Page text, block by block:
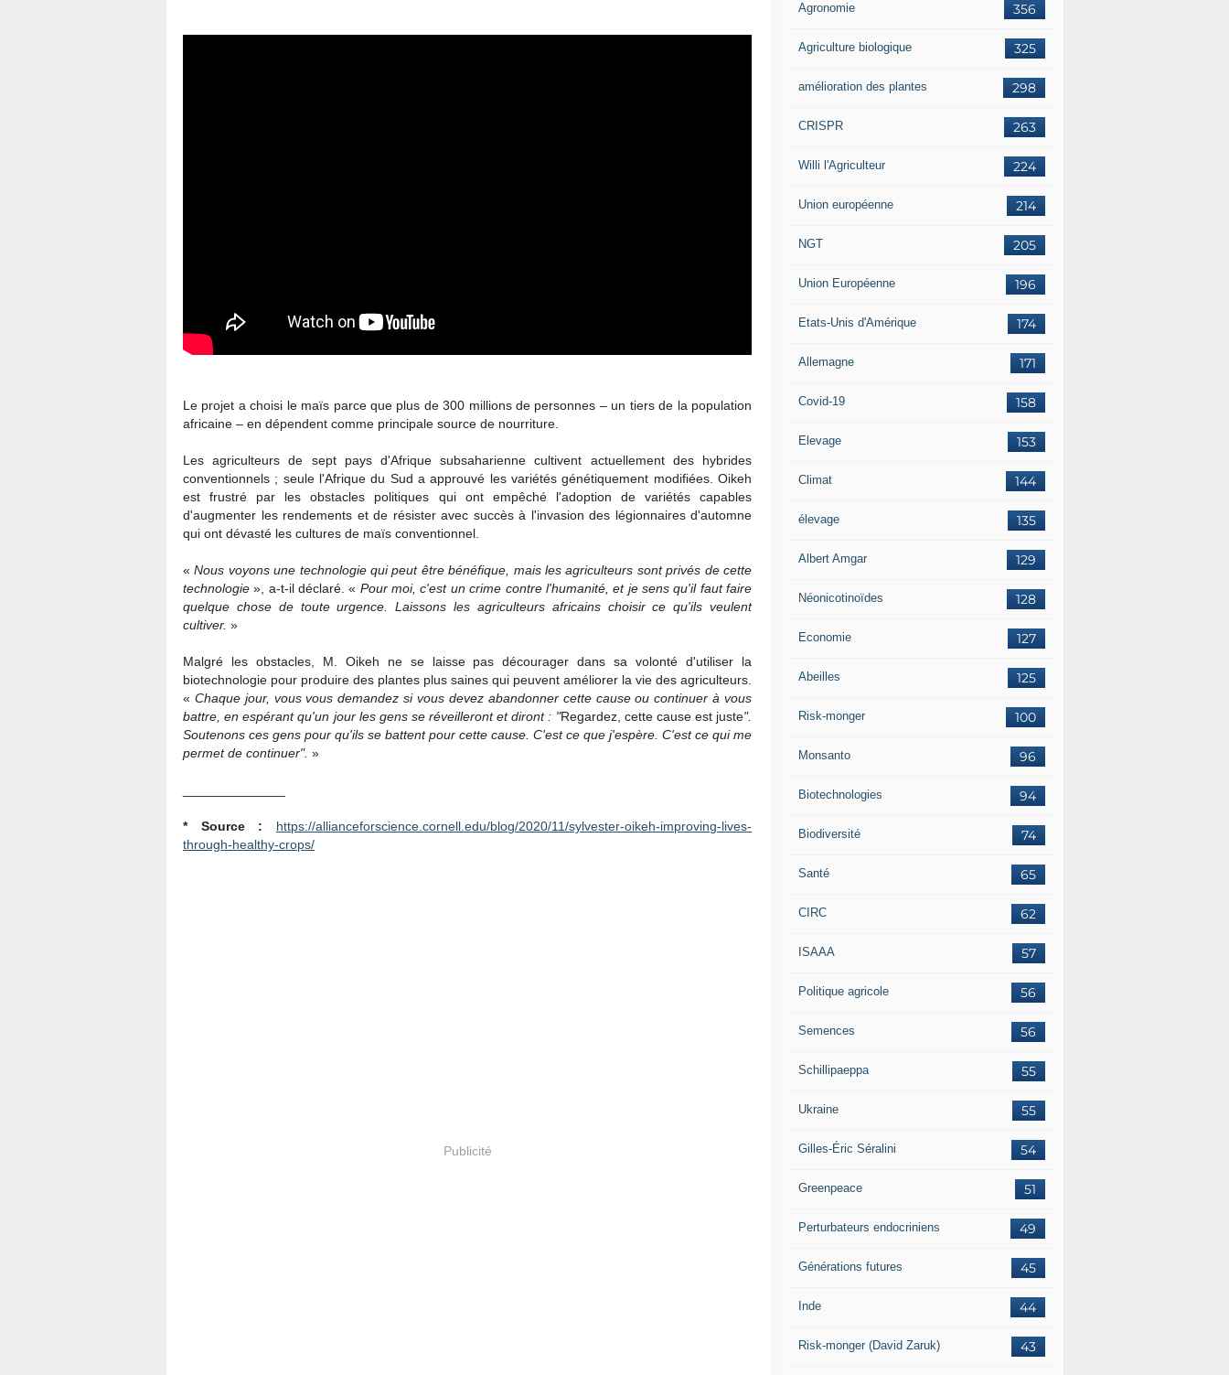
Le projet a choisi le maïs parce que plus de 300 millions de personnes – un tiers de la population
africaine – en dépendent comme principale source de nourriture.
Les agriculteurs de sept pays d'Afrique subsaharienne cultivent actuellement des hybrides
conventionnels ; seule l'Afrique du Sud a approuvé les variétés génétiquement modifiées. Oikeh
est frustré par les obstacles politiques qui ont empêché l'adoption de variétés capables
d'augmenter les rendements et de résister avec succès à l'invasion des légionnaires d'automne
qui ont dévasté les cultures de maïs conventionnel.
«Nous voyons une technologie qui peut être bénéfique, mais les agriculteurs sont privés de cette
technologie », a-t-il déclaré. « Pour moi, c'est un crime contre l'humanité, et je sens qu'il faut faire
quelque chose de toute urgence. Laissons les agriculteurs africains choisir ce qu'ils veulent
cultiver. »
Malgré les obstacles, M. Oikeh ne se laisse pas décourager dans sa volonté d'utiliser la
biotechnologie pour produire des plantes plus saines qui peuvent améliorer la vie des agriculteurs.
« Chaque jour, vous vous demandez si vous devez abandonner cette cause ou continuer à vous
battre, en espérant qu'un jour les gens se réveilleront et diront : "Regardez, cette cause est juste".
Soutenons ces gens pour qu'ils se battent pour cette cause. C'est ce que j'espère. C'est ce qui me
permet de continuer". »
* Source :
https://allianceforscience.cornell.edu/blog/2020/11/sylvester-oikeh-improving-lives-
through-healthy-crops/
Publicité
356
Agronomie
325
Agriculture biologique
298
amélioration des plantes
263
CRISPR
224
Willi l'Agriculteur
214
Union européenne
205
NGT
196
Union Européenne
174
Etats-Unis d'Amérique
171
Allemagne
158
Covid-19
153
Elevage
144
Climat
135
élevage
129
Albert Amgar
128
Néonicotinoïdes
127
Economie
125
Abeilles
100
Risk-monger
96
Monsanto
94
Biotechnologies
74
Biodiversité
65
Santé
62
CIRC
57
ISAAA
56
Politique agricole
56
Semences
55
Schillipaeppa
55
Ukraine
54
Gilles-Éric Séralini
51
Greenpeace
49
Perturbateurs endocriniens
45
Générations futures
44
Inde
43
Risk-monger (David Zaruk)